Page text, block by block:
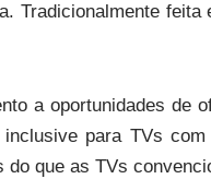
Tradicionalmente feita
a oportunidades de
para TVs
do que as TVs